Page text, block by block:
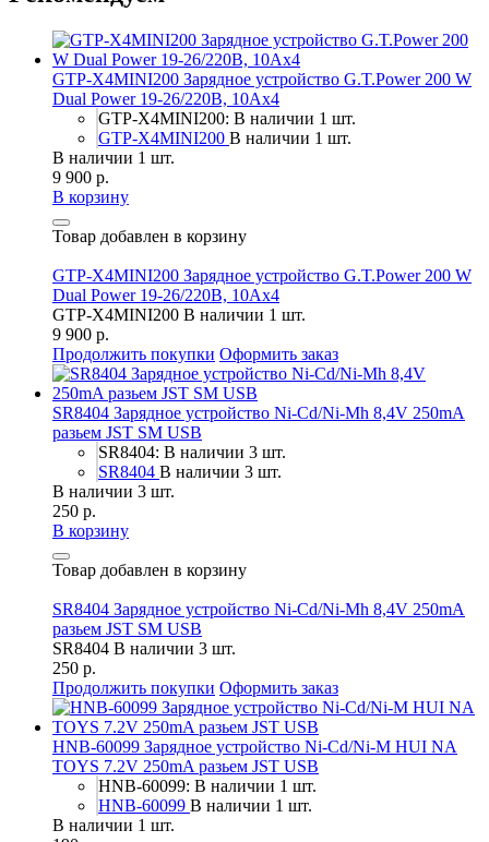
GTP-X4MINI200 Зарядное устройство G.T.Power 200 W
Dual Power 19-26/220В, 10Aх4
GTP-X4MINI200: В наличии 1 шт.
GTP-X4MINI200 В наличии 1 шт.
В наличии 1 шт.
9 900 р.
В корзину
Товар добавлен в корзину
GTP-X4MINI200 Зарядное устройство G.T.Power 200 W
Dual Power 19-26/220В, 10Aх4
GTP-X4MINI200 В наличии 1 шт.
9 900 р.
Продолжить покупки Оформить заказ
SR8404 Зарядное устройство Ni-Cd/Ni-Mh 8,4V 250mA
разьем JST SM USB
SR8404: В наличии 3 шт.
SR8404 В наличии 3 шт.
В наличии 3 шт.
250 р.
В корзину
Товар добавлен в корзину
SR8404 Зарядное устройство Ni-Cd/Ni-Mh 8,4V 250mA
разьем JST SM USB
SR8404 В наличии 3 шт.
250 р.
Продолжить покупки Оформить заказ
HNB-60099 Зарядное устройство Ni-Cd/Ni-M HUI NA
TOYS 7.2V 250mA разьем JST USB
HNB-60099: В наличии 1 шт.
HNB-60099 В наличии 1 шт.
В наличии 1 шт.